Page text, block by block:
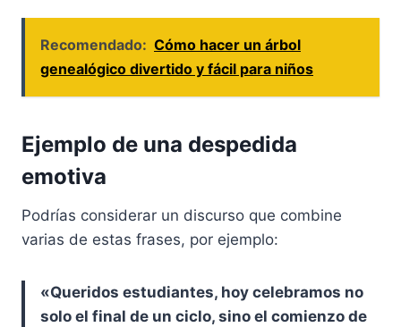
Recomendado: Cómo hacer un árbol
genealógico divertido y fácil para niños
Ejemplo de una despedida
emotiva
Podrías considerar un discurso que combine
varias de estas frases, por ejemplo:
«Queridos estudiantes, hoy celebramos no
solo el final de un ciclo, sino el comienzo de